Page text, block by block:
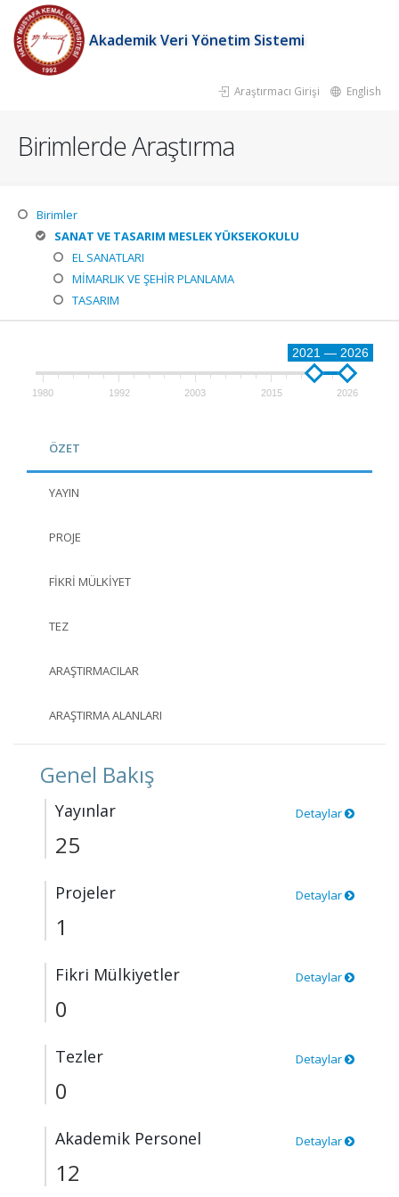
Akademik Veri Yönetim Sistemi
Araştırmacı Girişi English
Birimlerde Araştırma
Birimler
SANAT VE TASARIM MESLEK YÜKSEKOKULU
EL SANATLARI
MİMARLIK VE ŞEHİR PLANLAMA
TASARIM
2021 — 2026
1980 1992 2003 2015 2026
ÖZET
YAYIN
PROJE
FIKRI MÜLKIYET
TEZ
ARAŞTIRMACILAR
ARAŞTIRMA ALANLARI
Genel Bakış
Yayınlar Detaylar
25
Projeler Detaylar
1
Fikri Mülkiyetler Detaylar
0
Tezler Detaylar
0
Akademik Personel Detaylar
12